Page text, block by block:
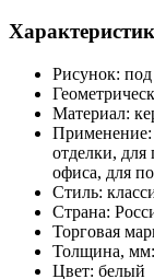
Рисунок: под
Материал:
Применение:
отделки, для
офиса, для
Стиль:
Страна:
Торговая
Толщина, мм:
Цвет: белый